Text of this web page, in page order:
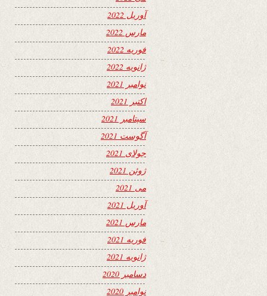
آوریل 2022
مارس 2022
فوریه 2022
ژانویه 2022
نوامبر 2021
اکتبر 2021
سپتامبر 2021
آگوست 2021
جولای 2021
ژوئن 2021
می 2021
آوریل 2021
مارس 2021
فوریه 2021
ژانویه 2021
دسامبر 2020
نوامبر 2020